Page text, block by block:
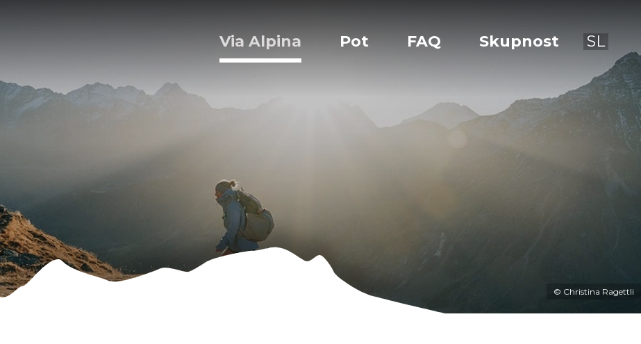
Via Alpina Pot FAQ Skupnost SL
© Christina Ragettli